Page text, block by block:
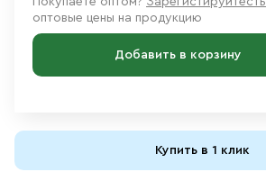
оптовые цены на продукцию
Добавить в корзину
Купить в 1 клик